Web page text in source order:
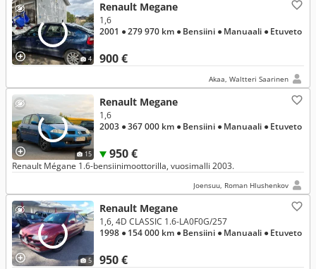
4
Renault Megane
900 €
1,6
2001 ● 279 970 km ● Bensiini ● Manuaali ● Etuveto
Akaa, Waltteri Saarinen
15
Renault Megane
950 €
1,6
2003 ● 367 000 km ● Bensiini ● Manuaali ● Etuveto
Renault Mégane 1.6-bensiinimoottorilla, vuosimalli 2003.
Joensuu, Roman Hlushenkov
5
Renault Megane
950 €
1,6, 4D CLASSIC 1.6-LA0F0G/257
1998 ● 154 000 km ● Bensiini ● Manuaali ● Etuveto